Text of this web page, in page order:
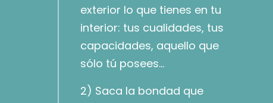
exterior lo que tienes en tu
interior: tus cualidades, tus
capacidades, aquello que
sólo tú posees…
2) Saca la bondad que